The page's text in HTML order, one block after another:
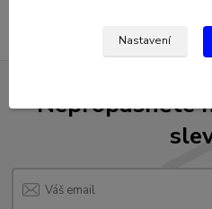
Nepropásněte
Nastavení